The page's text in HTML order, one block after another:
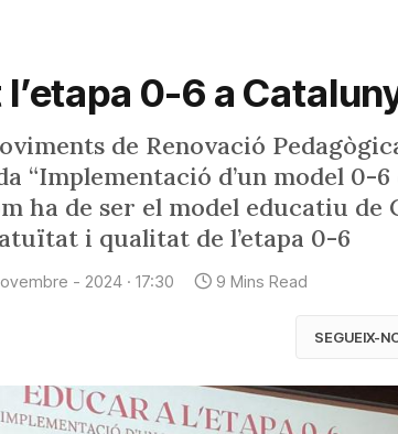
0-6 a
de Renovació
“Implementació d’un model 0-
ha de ser el model educatiu de
i qualitat de l’etapa 0-6
- 2024 · 17:30 9 Mins Read
SEGUEIX-